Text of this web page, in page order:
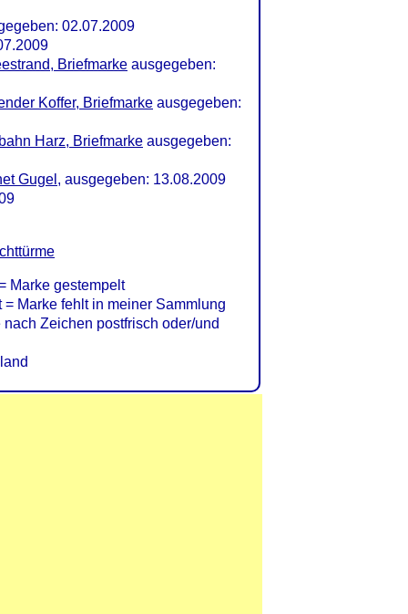
02.07.2009
Briefmarke ausgegeben:
Koffer, Briefmarke ausgegeben:
Harz, Briefmarke ausgegeben:
Gugel , ausgegeben: 13.08.2009
Marke gestempelt
= Marke fehlt in meiner Sammlung
Zeichen postfrisch oder/und